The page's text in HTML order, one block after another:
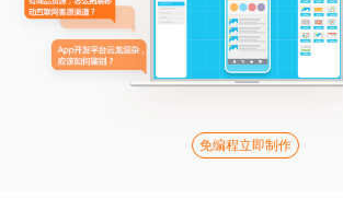
免编程立即制作